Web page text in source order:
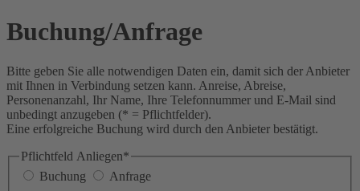
Buchung/Anfrage
Bitte geben Sie alle notwendigen Daten ein, damit sich der Anbieter
mit Ihnen in Verbindung setzen kann. Anreise, Abreise,
Personenanzahl, Ihr Name, Ihre Telefonnummer und E-Mail sind
unbedingt anzugeben (* = Pflichtfelder).
Eine erfolgreiche Buchung wird durch den Anbieter bestätigt.
Pflichtfeld Anliegen*
Buchung
Anfrage